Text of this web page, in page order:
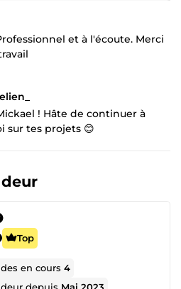
et à l'écoute. Merci
! Hâte de continuer à
sur tes projets 😊
Top
en cours4